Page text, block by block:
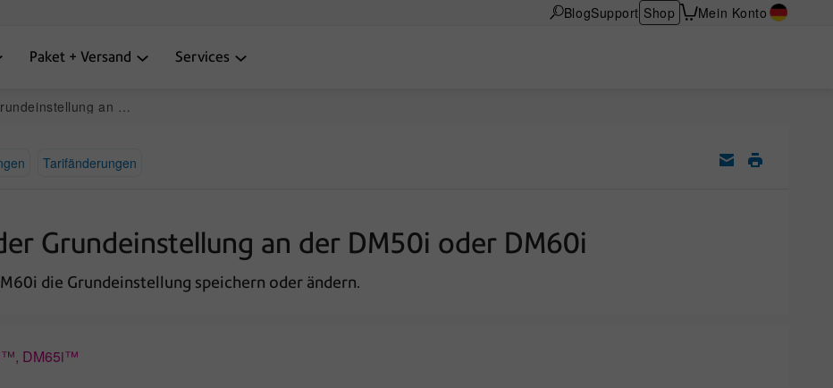
BlogSupport Shop Mein Konto
Paket + Versand Services
an der DM50i oder DM60i
Tarifänderungen
Grundeinstellung an der DM50i oder DM60i
die Grundeinstellung speichern oder ändern.
DM65i™